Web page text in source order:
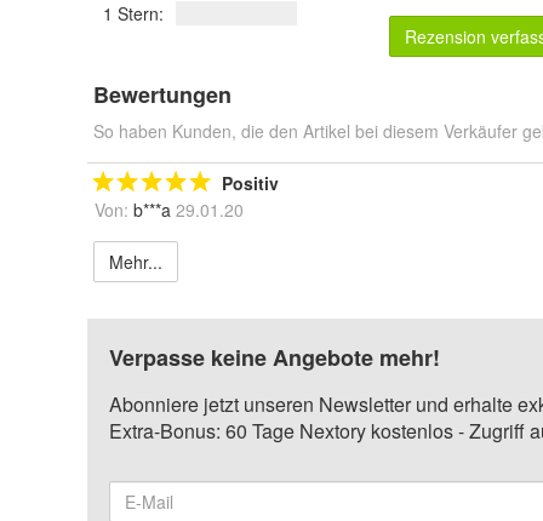
1 Stern:
Rezension
Bewertungen
So haben Kunden, die den Artikel bei diesem Verkäufer
Positiv
Von: b***a 29.01.20
Mehr...
Verpasse keine Angebote mehr!
Abonniere jetzt unseren Newsletter und erhalte
Extra-Bonus: 60 Tage Nextory kostenlos - Zugriff